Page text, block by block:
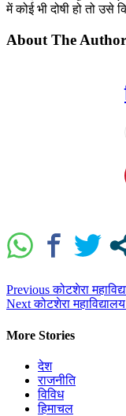
में कोई भी दोषी हो तो उसे
About The Author
Previousकोटशेरा
Nextकोटशेरा
More Stories
देश
राजनीति
विविध
हिमाचल